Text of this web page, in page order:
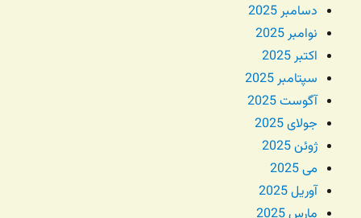
دسامبر 2025
نوامبر 2025
اکتبر 2025
سپتامبر 2025
آگوست 2025
جولای 2025
ژوئن 2025
می 2025
آوریل 2025